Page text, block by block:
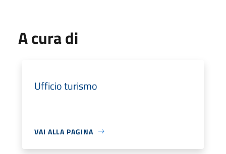
A cura di
Ufficio turismo
VAI ALLA PAGINA